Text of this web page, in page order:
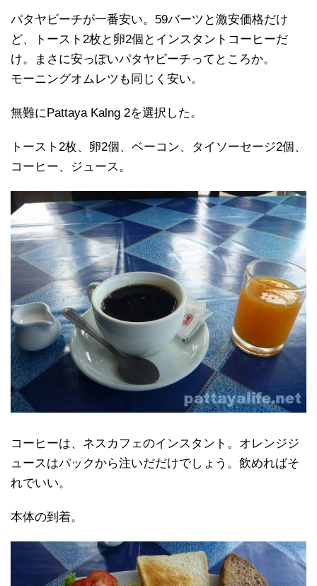
パタヤビーチが一番安い。59バーツと激安価格だけ
ど、トースト2枚と卵2個とインスタントコーヒーだ
け。まさに安っぽいパタヤビーチってところか。
モーニングオムレツも同じく安い。
無難にPattaya Kalng 2を選択した。
トースト2枚、卵2個、ベーコン、タイソーセージ2個、
コーヒー、ジュース。
コーヒーは、ネスカフェのインスタント。オレンジジ
ュースはパックから注いだだけでしょう。飲めればそ
れでいい。
本体の到着。